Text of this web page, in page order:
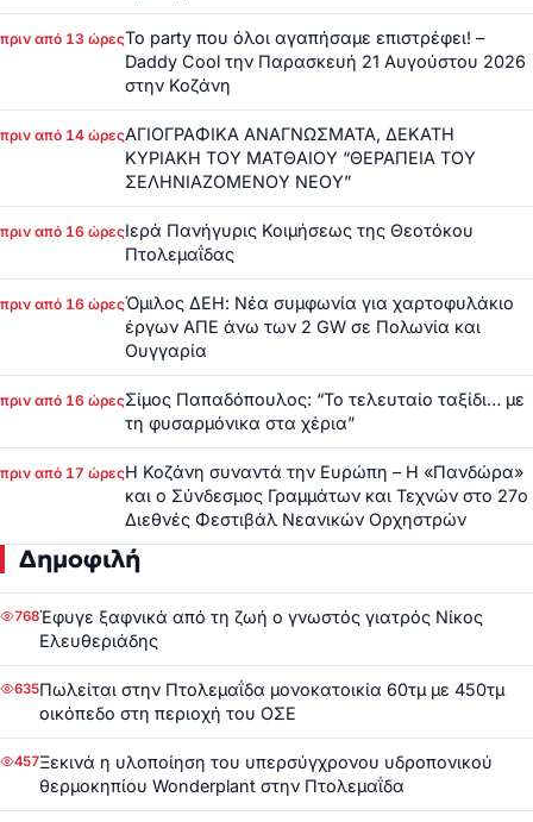
πριν από 13 ώρεςΤο party που όλοι αγαπήσαμε επιστρέφει! –
Daddy Cool την Παρασκευή 21 Αυγούστου 2026
στην Κοζάνη
πριν από 14 ώρεςΑΓΙΟΓΡΑΦΙΚΑ ΑΝΑΓΝΩΣΜΑΤΑ, ΔΕΚΑΤΗ
ΚΥΡΙΑΚΗ ΤΟΥ ΜΑΤΘΑΙΟΥ “ΘΕΡΑΠΕΙΑ ΤΟΥ
ΣΕΛΗΝΙΑΖΟΜΕΝΟΥ ΝΕΟΥ”
πριν από 16 ώρεςΙερά Πανήγυρις Κοιμήσεως της Θεοτόκου
Πτολεμαΐδας
πριν από 16 ώρεςΌμιλος ΔΕΗ: Νέα συμφωνία για χαρτοφυλάκιο
έργων ΑΠΕ άνω των 2 GW σε Πολωνία και
Ουγγαρία
πριν από 16 ώρεςΣίμος Παπαδόπουλος: “Το τελευταίο ταξίδι… με
τη φυσαρμόνικα στα χέρια”
πριν από 17 ώρεςΗ Κοζάνη συναντά την Ευρώπη – Η «Πανδώρα»
και ο Σύνδεσμος Γραμμάτων και Τεχνών στο 27ο
Διεθνές Φεστιβάλ Νεανικών Ορχηστρών
Δημοφιλή
768Έφυγε ξαφνικά από τη ζωή ο γνωστός γιατρός Νίκος
Ελευθεριάδης
635Πωλείται στην Πτολεμαΐδα μονοκατοικία 60τμ με 450τμ
οικόπεδο στη περιοχή του ΟΣΕ
457Ξεκινά η υλοποίηση του υπερσύγχρονου υδροπονικού
θερμοκηπίου Wonderplant στην Πτολεμαΐδα